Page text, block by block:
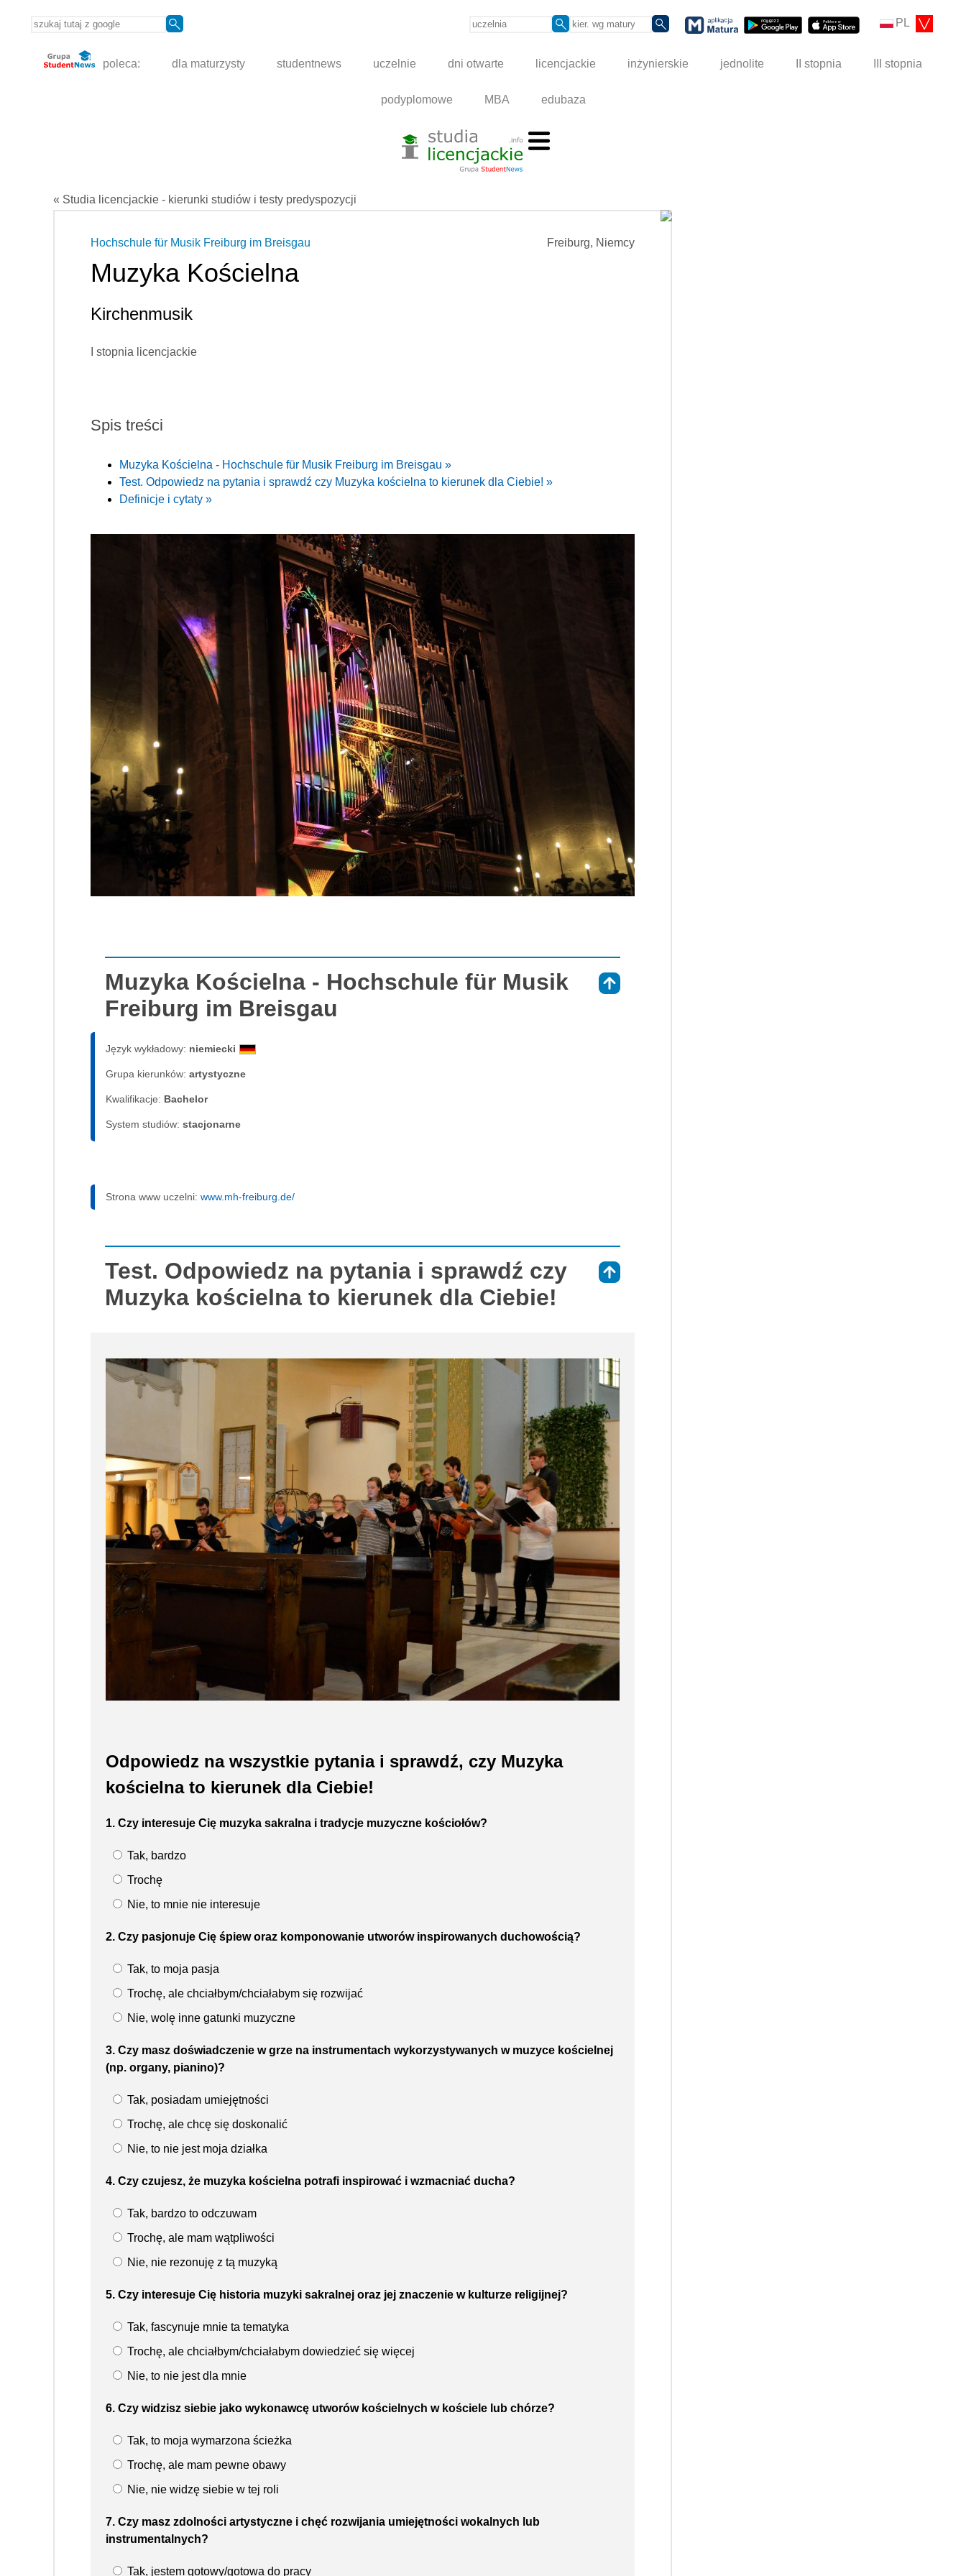
PL
poleca: dla maturzysty studentnews uczelnie dni otwarte licencjackie inżynierskie jednolite II stopnia III stopnia
podyplomowe MBA edubaza
« Studia licencjackie - kierunki studiów i testy predyspozycji
Freiburg, Niemcy
Hochschule für Musik Freiburg im Breisgau
Muzyka Kościelna
Kirchenmusik
I stopnia licencjackie
Spis treści
Muzyka Kościelna - Hochschule für Musik Freiburg im Breisgau »
Test. Odpowiedz na pytania i sprawdź czy Muzyka kościelna to kierunek dla Ciebie! »
Definicje i cytaty »
Muzyka Kościelna - Hochschule für Musik
Freiburg im Breisgau
Język wykładowy: niemiecki
Grupa kierunków: artystyczne
Kwalifikacje: Bachelor
System studiów: sta­cjo­nar­ne
Strona www uczelni: www.mh-freiburg.de/
Test. Odpowiedz na pytania i sprawdź czy
Muzyka kościelna to kierunek dla Ciebie!
Odpowiedz na wszystkie pytania i sprawdź, czy Muzyka
kościelna to kierunek dla Ciebie!
1. Czy interesuje Cię muzyka sakralna i tradycje muzyczne kościołów?
Tak, bardzo
Trochę
Nie, to mnie nie interesuje
2. Czy pasjonuje Cię śpiew oraz komponowanie utworów inspirowanych duchowością?
Tak, to moja pasja
Trochę, ale chciałbym/chciałabym się rozwijać
Nie, wolę inne gatunki muzyczne
3. Czy masz doświadczenie w grze na instrumentach wykorzystywanych w muzyce kościelnej
(np. organy, pianino)?
Tak, posiadam umiejętności
Trochę, ale chcę się doskonalić
Nie, to nie jest moja działka
4. Czy czujesz, że muzyka kościelna potrafi inspirować i wzmacniać ducha?
Tak, bardzo to odczuwam
Trochę, ale mam wątpliwości
Nie, nie rezonuję z tą muzyką
5. Czy interesuje Cię historia muzyki sakralnej oraz jej znaczenie w kulturze religijnej?
Tak, fascynuje mnie ta tematyka
Trochę, ale chciałbym/chciałabym dowiedzieć się więcej
Nie, to nie jest dla mnie
6. Czy widzisz siebie jako wykonawcę utworów kościelnych w kościele lub chórze?
Tak, to moja wymarzona ścieżka
Trochę, ale mam pewne obawy
Nie, nie widzę siebie w tej roli
7. Czy masz zdolności artystyczne i chęć rozwijania umiejętności wokalnych lub
instrumentalnych?
Tak, jestem gotowy/gotowa do pracy